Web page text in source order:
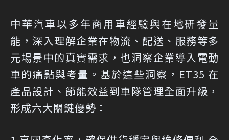
中華汽車以多年商用車經驗與在地研發量
能，深入理解企業在物流、配送、服務等多
元場景中的真實需求，也洞察企業導入電動
車的痛點與考量。基於這些洞察，ET35 在
產品設計、節能效益到車隊管理全面升級，
形成六大關鍵優勢：